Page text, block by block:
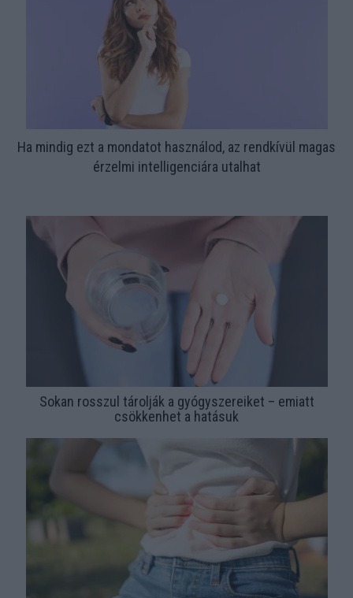
Ha mindig ezt a mondatot használod, az rendkívül magas
érzelmi intelligenciára utalhat
Sokan rosszul tárolják a gyógyszereiket – emiatt
csökkenhet a hatásuk